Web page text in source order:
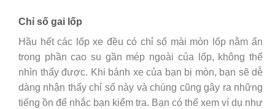
Chỉ số gai lốp
Hầu hết các lốp xe đều có chỉ số mài mòn lốp nằm ẩn
trong phần cao su gần mép ngoài của lốp, không thể
nhìn thấy được. Khi bánh xe của bạn bị mòn, bạn sẽ dễ
dàng nhận thấy chỉ số này và chúng cũng gây ra những
tiếng ồn để nhắc bạn kiểm tra. Bạn có thể xem ví dụ như